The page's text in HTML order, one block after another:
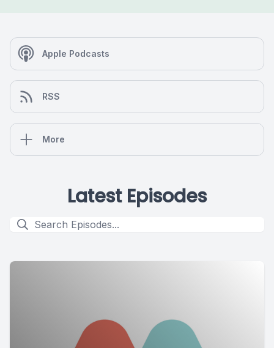
Apple Podcasts
RSS
More
Latest Episodes